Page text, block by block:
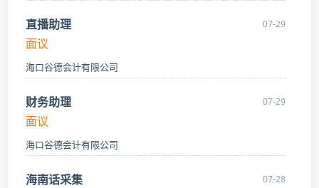
07-29
直播助理
面议
海口谷德会计有限公司
07-29
财务助理
面议
海口谷德会计有限公司
07-28
海南话采集